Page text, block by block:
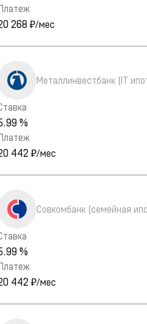
268 ₽/мес
Металлинвестбанк (IT
%
442 ₽/мес
Совкомбанк (семейная
%
442 ₽/мес